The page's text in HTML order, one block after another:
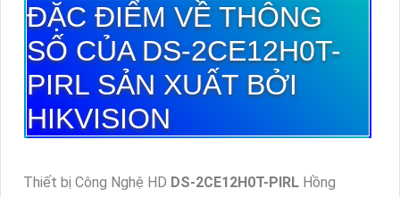
ĐẶC ĐIỂM VỀ THÔNG
SỐ CỦADS-2CE12H0T-
PIRL SẢN XUẤT BỞI
HIKVISION
Thiết bị Công Nghệ HD DS-2CE12H0T-PIRL Hồng